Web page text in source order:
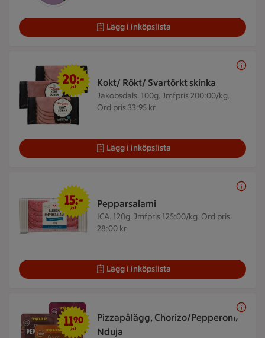
Lägg i inköpslista
Kokt/ Rökt/ Svartörkt skinka
Jakobsdals. 100g. Jmfpris 200:00/kg.
Ord.pris 33:95 kr.
20 kr/st
20:-
/st
Lägg i inköpslista
Pepparsalami
ICA. 120g. Jmfpris 125:00/kg. Ord.pris
28:00 kr.
15 kr/st
15:-
/st
Lägg i inköpslista
Pizzapålägg, Chorizo/Pepperoni/
Nduja
11,90 kr/st
1190
/st